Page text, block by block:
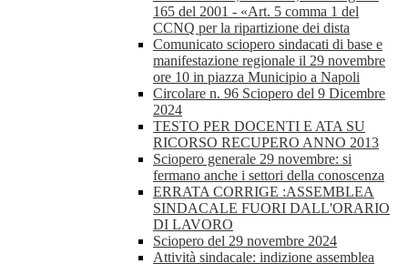
165 del 2001 - «Art. 5 comma 1 del
CCNQ per la ripartizione dei dista
Comunicato sciopero sindacati di base e
manifestazione regionale il 29 novembre
ore 10 in piazza Municipio a Napoli
Circolare n. 96 Sciopero del 9 Dicembre
2024
TESTO PER DOCENTI E ATA SU
RICORSO RECUPERO ANNO 2013
Sciopero generale 29 novembre: si
fermano anche i settori della conoscenza
ERRATA CORRIGE :ASSEMBLEA
SINDACALE FUORI DALL'ORARIO
DI LAVORO
Sciopero del 29 novembre 2024
Attività sindacale: indizione assemblea